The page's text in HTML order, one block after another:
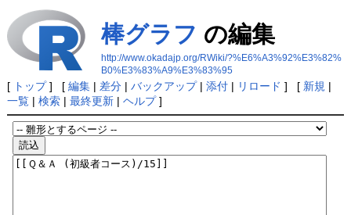
棒グラフ の編集
http://www.okadajp.org/RWiki/?%E6%A3%92%E3%82%
B0%E3%83%A9%E3%83%95
[ トップ] [ 編集| 差分| バックアップ| 添付| リロード ] [ 新規 |
一覧| 検索| 最終更新| ヘルプ]